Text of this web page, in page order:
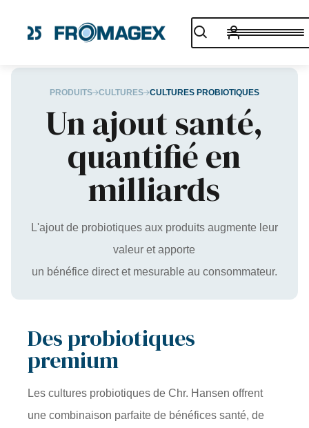
PRODUITS CULTURES CULTURES PROBIOTIQUES
Un ajout santé,
quantifié en
milliards
L'ajout de probiotiques aux produits augmente leur
valeur et apporte
un bénéfice direct et mesurable au consommateur.
Des probiotiques
premium
Les cultures probiotiques de Chr. Hansen offrent
une combinaison parfaite de bénéfices santé, de